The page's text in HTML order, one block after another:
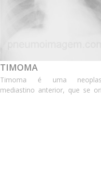
TIMOMA
Timoma é uma
mediastino anterior, que se